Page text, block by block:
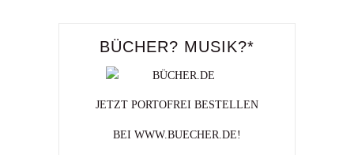
BÜCHER? MUSIK?*
JETZT PORTOFREI BESTELLEN
BEI WWW.BUECHER.DE!